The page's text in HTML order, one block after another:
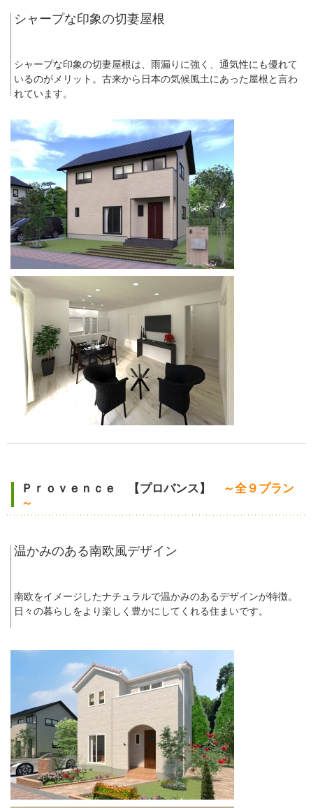
シャープな印象の切妻屋根
シャープな印象の切妻屋根は、雨漏りに強く、通気性にも優れて
いるのがメリット。古来から日本の気候風土にあった屋根と言わ
れています。
Ｐｒｏｖｅｎｃｅ 【プロバンス】
～全９プラン
～
温かみのある南欧風デザイン
南欧をイメージしたナチュラルで温かみのあるデザインが特徴。
日々の暮らしをより楽しく豊かにしてくれる住まいです。